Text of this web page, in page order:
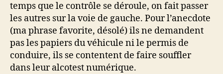
temps que le contrôle se déroule, on fait passer
les autres sur la voie de gauche. Pour l’anecdote
(ma phrase favorite, désolé) ils ne demandent
pas les papiers du véhicule ni le permis de
conduire, ils se contentent de faire souffler
dans leur alcotest numérique.